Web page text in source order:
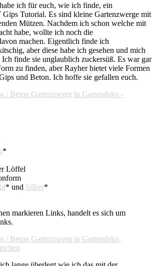
ich für euch, wie ich finde, ein
Tutorial. Es sind kleine Gartenzwerge mit
Mützen. Nachdem ich schon welche mit
habe, wollte ich noch die
machen. Eigentlich finde ich
aber diese habe ich gesehen und mich
finde sie unglaublich zuckersüß. Es war gar
zu finden, aber Rayher bietet viele Formen
und Beton. Ich hoffe sie gefallen euch.
*
Löffel
* und Silber*
markieren Links, handelt es sich um